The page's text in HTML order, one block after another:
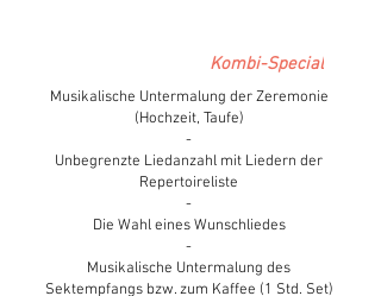
Musikalische Untermalung der Zeremonie
(Hochzeit, Taufe)
-
Unbegrenzte Liedanzahl mit Liedern der
Repertoireliste
-
Die Wahl eines Wunschliedes
-
Musikalische Untermalung des
Sektempfangs bzw. zum Kaffee (1 Std. Set)
Kombi-Special